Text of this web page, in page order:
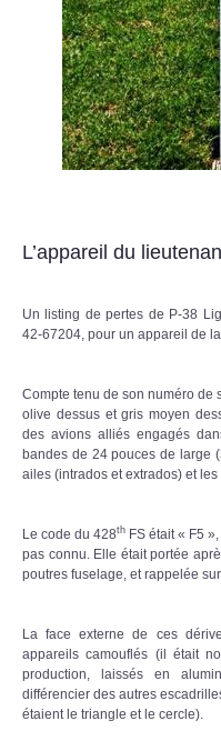
L’appareil du
Un listing de pertes de P-38
42-67204, pour un appareil de
Compte tenu de son numéro de
olive dessus et gris moyen
des avions alliés engagés
bandes de 24 pouces de large
ailes (intrados et extrados) et
Le code du 428th FS était « F5
pas connu. Elle était portée
poutres fuselage, et rappelée
La face externe de ces
appareils camouflés (il était
production, laissés en
différencier des autres
étaient le triangle et le cercle).